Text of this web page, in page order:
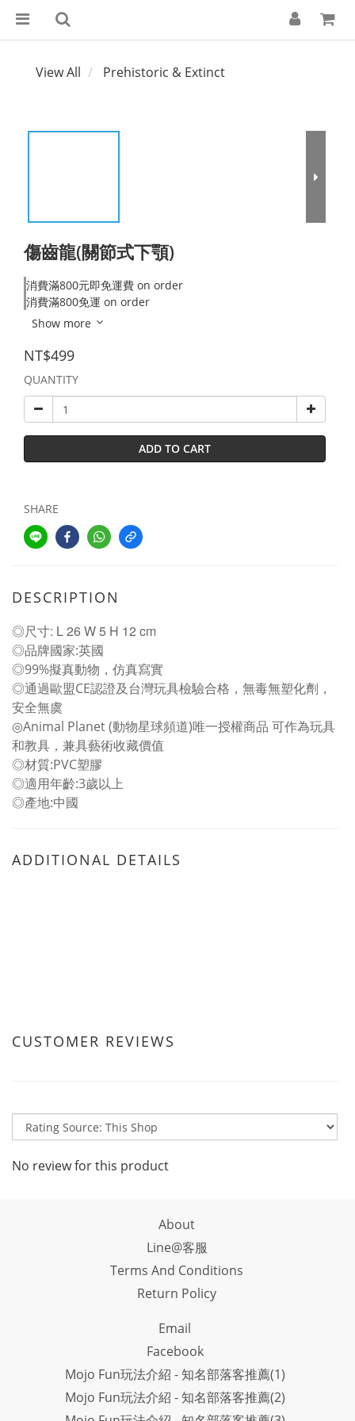
View All Prehistoric & Extinct
傷齒龍(關節式下顎)
消費滿800元即免運費 on order
消費滿800免運 on order
Show more
NT$499
QUANTITY
ADD TO CART
SHARE
DESCRIPTION
◎尺寸: L 26 W 5 H 12 cm
◎品牌國家:英國
◎99%擬真動物，仿真寫實
◎通過歐盟CE認證及台灣玩具檢驗合格，無毒無塑化劑，
安全無虞
◎Animal Planet (動物星球頻道)唯一授權商品 可作為玩具
和教具，兼具藝術收藏價值
◎材質:PVC塑膠
◎適用年齡:3歲以上
◎產地:中國
ADDITIONAL DETAILS
CUSTOMER REVIEWS
No review for this product
About
Line@客服
Terms And Conditions
Return Policy
Email
Facebook
Mojo Fun玩法介紹 - 知名部落客推薦(1)
Mojo Fun玩法介紹 - 知名部落客推薦(2)